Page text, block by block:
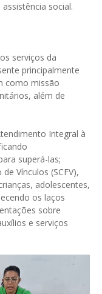
social.
serviços da
principalmente
como missão
além de
Integral à
superá-las;
Vínculos (SCFV),
adolescentes,
os laços
sobre
e serviços